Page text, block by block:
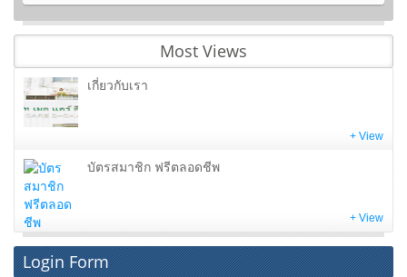
Most Views
เกี่ยวกับเรา
+ View
บัตรสมาชิก ฟรีตลอดชีพ
+ View
Login Form